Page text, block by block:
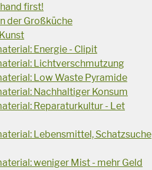
first!
der Großküche
Energie - Clipit
Lichtverschmutzung
Low Waste Pyramide
Nachhaltiger Konsum
Reparaturkultur - Let
Lebensmittel, Schatzsuche
weniger Mist - mehr Geld